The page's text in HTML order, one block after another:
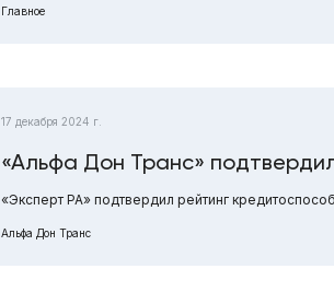
Главное
17 декабря 2024 г.
«Альфа Дон Транс»
«Эксперт РА» подтвердил рейтинг
Альфа Дон Транс